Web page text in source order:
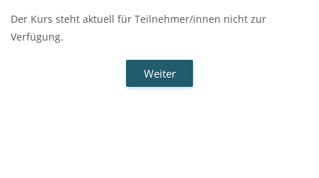
Der Kurs steht aktuell für Teilnehmer/innen nicht zur
Verfügung.
Weiter